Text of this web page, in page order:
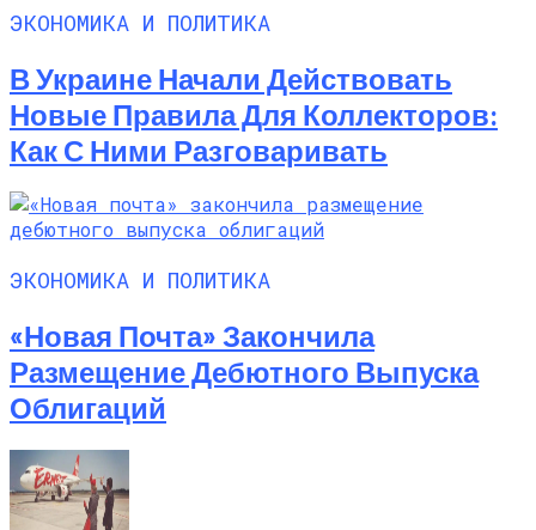
ЭКОНОМИКА И ПОЛИТИКА
В Украине Начали Действовать
Новые Правила Для Коллекторов:
Как С Ними Разговаривать
ЭКОНОМИКА И ПОЛИТИКА
«Новая Почта» Закончила
Размещение Дебютного Выпуска
Облигаций